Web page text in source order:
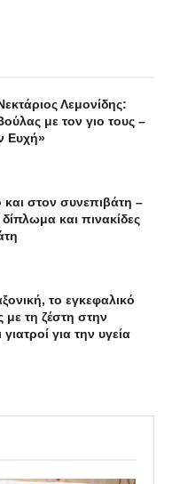
Λεμονίδης:
με τον γιο τους –
Ευχή»
στον συνεπιβάτη –
και πινακίδες
το εγκεφαλικό
με τη ζέστη στην
για την υγεία